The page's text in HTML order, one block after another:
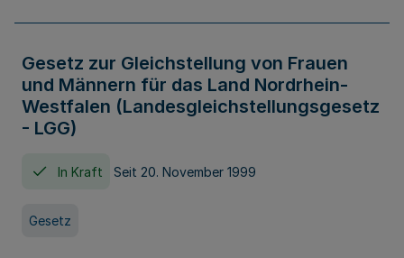
Gesetz zur Gleichstellung von Frauen
und Männern für das Land Nordrhein-
Westfalen (Landesgleichstellungsgesetz
- LGG)
In Kraft Seit 20. November 1999
Gesetz